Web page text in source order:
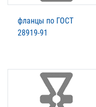
фланцы по ГОСТ
28919-91